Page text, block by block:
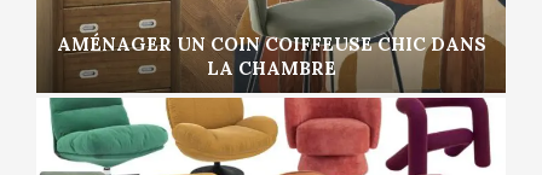
AMÉNAGER UN COIN COIFFEUSE CHIC DANS
LA CHAMBRE